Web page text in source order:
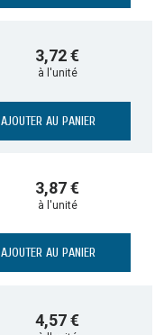
3,72 €
à l'unité
AJOUTER AU PANIER
3,87 €
à l'unité
AJOUTER AU PANIER
4,57 €